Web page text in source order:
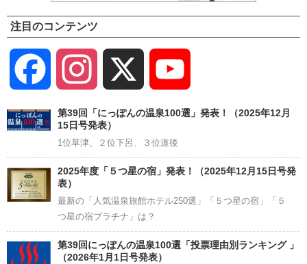
注目のコンテンツ
Facebook Instagram
Channel
第39回「にっぽんの温泉100選」発表！（2025年12月
15日号発表）
1位草津、２位下呂、３位道後
2025年度「５つ星の宿」発表！（2025年12月15日号発
表）
最新の「人気温泉旅館ホテル250選」「５つ星の宿」「５
つ星の宿プラチナ」は？
第39回にっぽんの温泉100選「投票理由別ランキング 」
（2026年1月1日号発表）